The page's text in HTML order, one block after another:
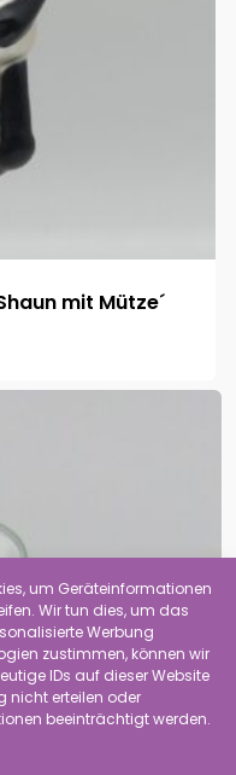
um Geräteinformationen
Wir tun dies, um das
Werbung
zustimmen, können wir
IDs auf dieser Website
nicht erteilen oder
beeinträchtigt werden.
mit Mütze´